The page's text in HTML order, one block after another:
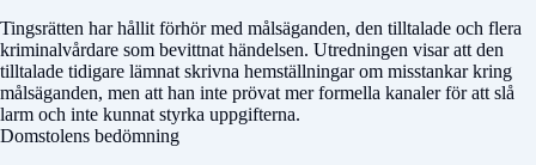
Tingsrätten har hållit förhör med målsäganden, den tilltalade och flera
kriminalvårdare som bevittnat händelsen. Utredningen visar att den
tilltalade tidigare lämnat skrivna hemställningar om misstankar kring
målsäganden, men att han inte prövat mer formella kanaler för att slå
larm och inte kunnat styrka uppgifterna.
Domstolens bedömning